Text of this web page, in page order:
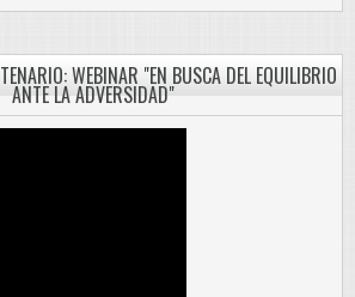
WEBINAR "EN BUSCA DEL EQUILIBRIO
ANTE LA ADVERSIDAD"